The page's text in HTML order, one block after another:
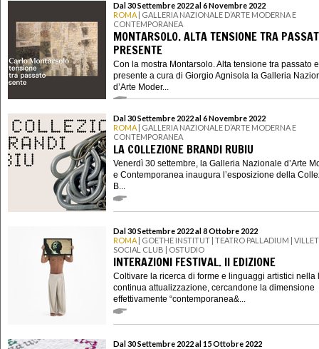
Dal 30 Settembre 2022 al 6 Novembre 2022
ROMA | GALLERIA NAZIONALE D’ARTE MODERNA E
CONTEMPORANEA
MONTARSOLO. ALTA TENSIONE TRA
PRESENTE
Con la mostra Montarsolo. Alta tensione tra passato e
presente a cura di Giorgio Agnisola la Galleria
d’Arte Moder...
Dal 30 Settembre 2022 al 6 Novembre 2022
ROMA | GALLERIA NAZIONALE D’ARTE MODERNA E
CONTEMPORANEA
LA COLLEZIONE BRANDI RUBIU
Venerdì 30 settembre, la Galleria Nazionale d’Arte
e Contemporanea inaugura l’esposizione della
B...
Dal 30 Settembre 2022 al 8 Ottobre 2022
ROMA | GOETHE INSTITUT | TEATRO PALLADIUM |
SOCIAL CLUB | OSTUDIO
INTERAZIONI FESTIVAL. II EDIZIONE
Coltivare la ricerca di forme e linguaggi artistici nella
continua attualizzazione, cercandone la dimensione
effettivamente “contemporanea&...
Dal 30 Settembre 2022 al 15 Ottobre 2022